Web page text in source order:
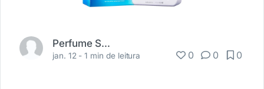
Perfume Shopping
jan. 12 -1 min de leitura 0 0 0